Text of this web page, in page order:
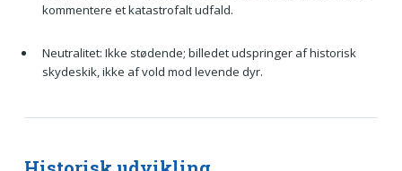
kommentere et katastrofalt udfald.
Neutralitet: Ikke stødende; billedet udspringer af historisk
skydeskik, ikke af vold mod levende dyr.